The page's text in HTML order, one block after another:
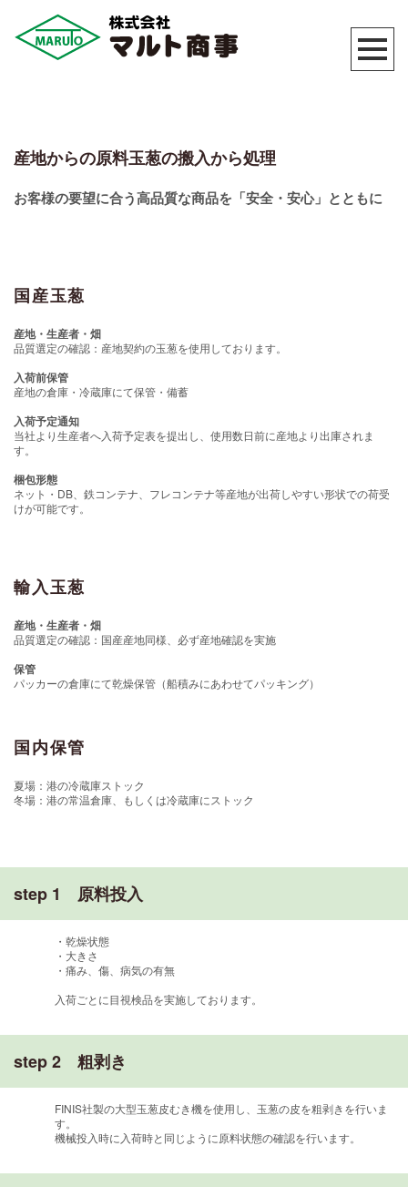
産地からの原料玉葱の搬入から処理
お客様の要望に合う高品質な商品を「安全・安心」とともに
国産玉葱
産地・生産者・畑
品質選定の確認：産地契約の玉葱を使用しております。
入荷前保管
産地の倉庫・冷蔵庫にて保管・備蓄
入荷予定通知
当社より生産者へ入荷予定表を提出し、使用数日前に産地より出庫されま
す。
梱包形態
ネット・DB、鉄コンテナ、フレコンテナ等産地が出荷しやすい形状での荷受
けが可能です。
輸入玉葱
産地・生産者・畑
品質選定の確認：国産産地同様、必ず産地確認を実施
保管
パッカーの倉庫にて乾燥保管（船積みにあわせてパッキング）
国内保管
夏場：港の冷蔵庫ストック
冬場：港の常温倉庫、もしくは冷蔵庫にストック
step 1 原料投入
・乾燥状態
・大きさ
・痛み、傷、病気の有無
入荷ごとに目視検品を実施しております。
step 2 粗剥き
FINIS社製の大型玉葱皮むき機を使用し、玉葱の皮を粗剥きを行いま
す。
機械投入時に入荷時と同じように原料状態の確認を行います。